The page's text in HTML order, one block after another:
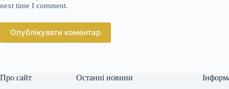
next time I comment.
Опублікувати коментар
Про сайт Останні новини